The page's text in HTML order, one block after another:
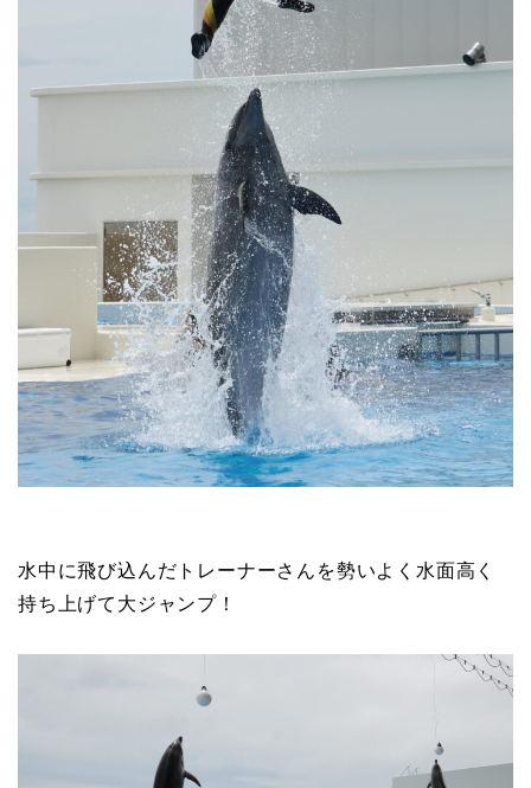
水中に飛び込んだトレーナーさんを勢いよく水面高く
持ち上げて大ジャンプ！